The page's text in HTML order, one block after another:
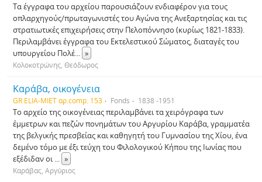
Τα έγγραφα του αρχείου παρουσιάζουν ενδιαφέρον για τους
οπλαρχηγούς/πρωταγωνιστές του Αγώνα της Ανεξαρτησίας και τις
στρατιωτικές επιχειρήσεις στην Πελοπόννησο (κυρίως 1821-1833).
Περιλαμβάνει έγγραφα του Εκτελεστικού Σώματος, διαταγές του
υπουργείου Πολέ... »
Κολοκοτρώνης, Θεόδωρος
Καράβα, οικογένεια
GR ELIA-MIET αρ.comp. 153 Fonds 1838 -1951
Το αρχείο της οικογένειας περιλαμβάνει τα χειρόγραφα των
έμμετρων και πεζών πονημάτων του Αργυρίου Καράβα, γραμματέα
της βελγικής πρεσβείας και καθηγητή του Γυμνασίου της Χίου, ένα
δεμένο τόμο με έξι τεύχη του Φιλολογικού Κήπου της Ιωνίας που
εξέδιδαν οι... »
Καράβας, Αργύριος